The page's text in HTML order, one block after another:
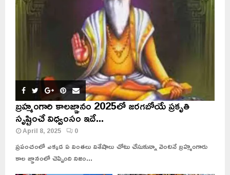
బ్రహ్మంగారి కాలజ్ఞానం 2025లో జరగబోయే ప్రకృతి
సృష్టించే విధ్వంసం ఇదే...
April 8, 2025 0
ప్రపంచంలో ఎక్కడ ఏ వింతలు విశేషాలు చోటు చేసుకున్నా వెంటనే బ్రహ్మంగారు
కాల జ్ఞానంలో చెప్పింది నిజం...